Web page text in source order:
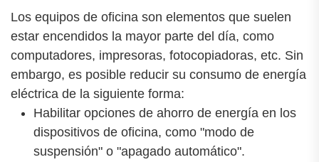
Los equipos de oficina son elementos que suelen
estar encendidos la mayor parte del día, como
computadores, impresoras, fotocopiadoras, etc. Sin
embargo, es posible reducir su consumo de energía
eléctrica de la siguiente forma:
Habilitar opciones de ahorro de energía en los
dispositivos de oficina, como "modo de
suspensión" o "apagado automático".